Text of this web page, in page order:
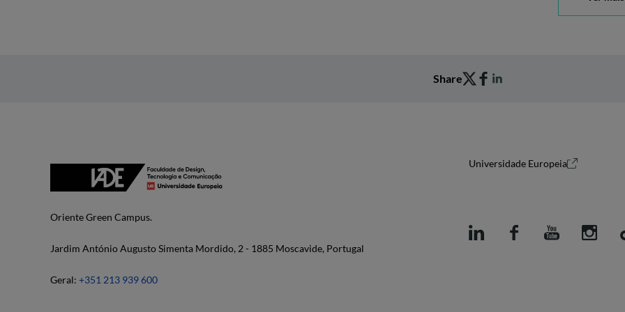
Share
Oriente Green Campus.
Jardim António Augusto Simenta Mordido, 2 - 1885 Moscavide, Portugal
Geral: +351 213 939 600
Universidade Europeia